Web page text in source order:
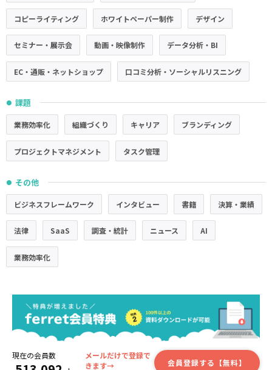
コピーライティング ホワイトペーパー制作 デザイン
セミナー・展示会 動画・映像制作 データ分析・BI
EC・通販・ネットショップ 口コミ分析・ソーシャルリスニング
● 課題
業務効率化 組織づくり キャリア ブランディング
プロジェクトマネジメント タスク管理
● その他
ビジネスフレームワーク インタビュー 書籍 決算・業績
法律 SaaS 調査・統計 ニュース AI
業務効率化
現在の会員数
メールだけで登録で
きます→
会員登録する【無料】